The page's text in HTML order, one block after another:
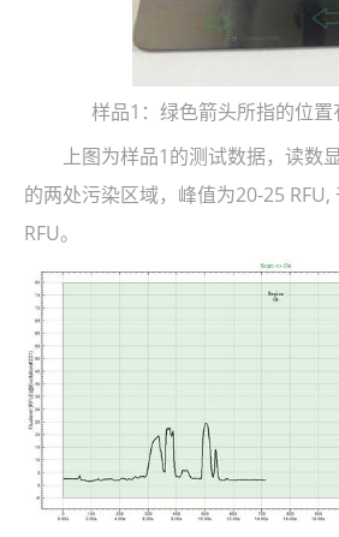
样品1：绿色箭头所指的位置
上图为样品1的测试数据，读数
的两处污染区域，峰值为20-25
RFU。